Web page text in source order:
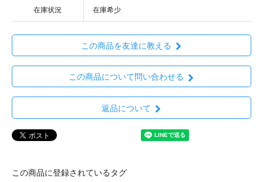
在庫状況 在庫希少
この商品を友達に教える
この商品について問い合わせる
返品について
この商品に登録されているタグ